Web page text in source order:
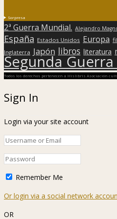
Sorpresa
2ª Guerra Mundial. Alejandro
España Estados Unidos Europa
Inglaterra Japón libros literatura
Segunda
Todos los derechos pertenecen a Hislibris Asociación
Sign In
Login via your site account
Remember Me
Or login via a social network
OR